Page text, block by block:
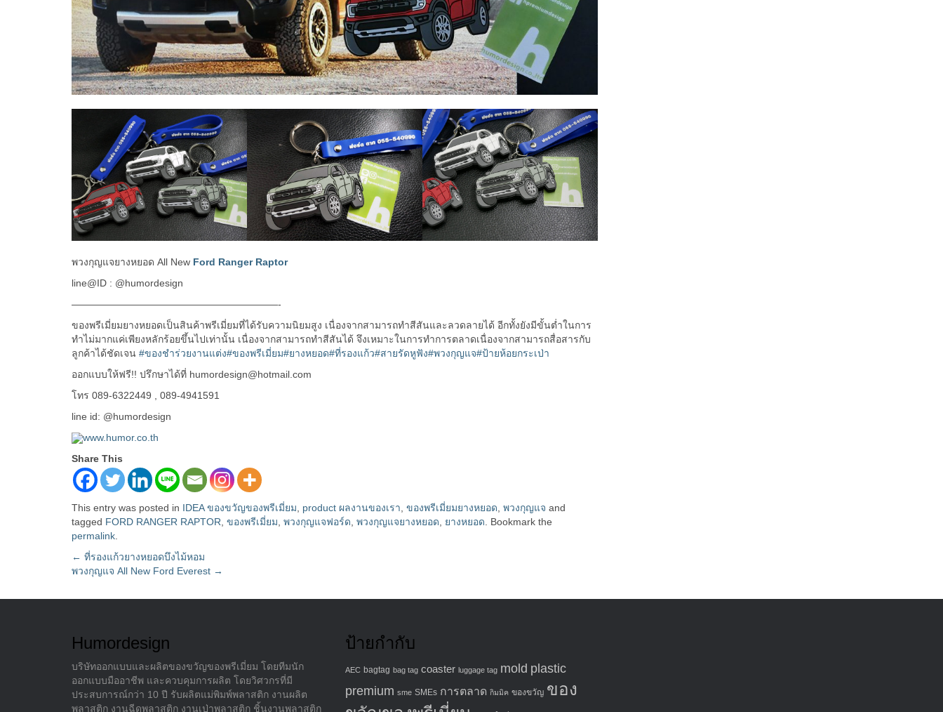
พวงกุญแจยางหยอด All New Ford Ranger Raptor
line@ID : @humordesign
—————————————————————-
ของพรีเมี่ยมยางหยอดเป็นสินค้าพรีเมี่ยมที่ได้รับความนิยมสูง เนื่องจากสามารถทำสีสันและลวดลายได้ อีกทั้งยังมีขั้นต่ำในการ
ทำไม่มากแค่เพียงหลักร้อยขึ้นไปเท่านั้น เนื่องจากสามารถทำสีสันได้ จึงเหมาะในการทำการตลาดเนื่องจากสามารถสื่อสารกับ
ลูกค้าได้ชัดเจน #ของชำร่วยงานแต่ง#ของพรีเมี่ยม#ยางหยอด#ที่รองแก้ว#สายรัดหูฟัง#พวงกุญแจ#ป้ายห้อยกระเป่า
ออกแบบให้ฟรี!! ปรึกษาได้ที่ humordesign@hotmail.com
โทร 089-6322449 , 089-4941591
line id: @humordesign
www.humor.co.th
Share This
This entry was posted in IDEA ของขวัญของพรีเมี่ยม product ผลงานของเรา ของพรีเมี่ยมยางหยอด พวงกุญแจ and
tagged FORD RANGER RAPTOR ของพรีเมี่ยม พวงกุญแจฟอร์ด พวงกุญแจยางหยอด ยางหยอด . Bookmark the
permalink
Post
← ที่รองแก้วยางหยอดบึงไม้หอม
พวงกุญแจ All New Ford Everest →
Humordesign
บริษัทออกแบบและผลิตของขวัญของพรีเมี่ยม โดยทีมนัก
ออกแบบมืออาชีพ และควบคุมการผลิต โดยวิศวกรที่มี
ประสบการณ์กว่า 10 ปี รับผลิตแม่พิมพ์พลาสติก งานผลิต
พลาสติก งานฉีดพลาสติก งานเป่าพลาสติก ชิ้นงานพลาสติก
ป้ายกำกับ
AEC bagtag bag tag coaster luggage tag mold plastic
premium sme SMEs การตลาด กิมมิค ของขวัญ ของ